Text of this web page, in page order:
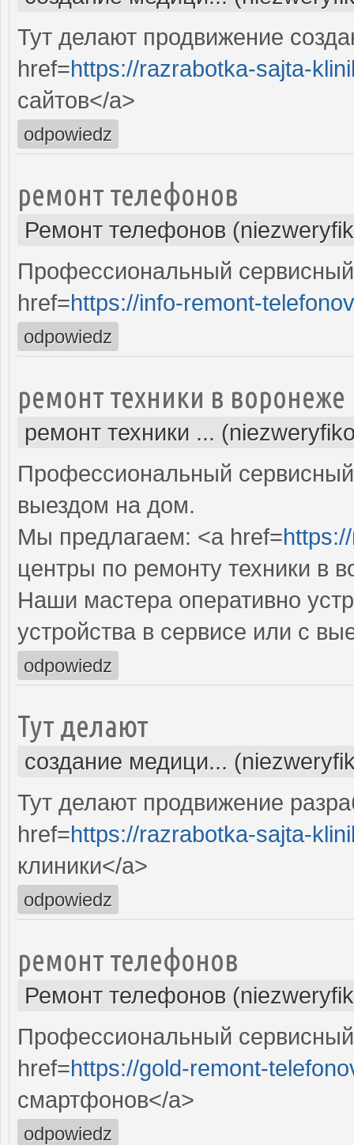
Тут делают продвижение
href=https://razrabotka-sajta-
сайтов</a>
odpowiedz
ремонт телефонов
Ремонт телефонов
Профессиональный
href=https://info-remont-
odpowiedz
ремонт техники в воронеже
ремонт техники ...
Профессиональный
выездом на дом.
Мы предлагаем: <a href=
центры по ремонту техники в
Наши мастера оперативно
устройства в сервисе или с
odpowiedz
Тут делают
создание медици...
Тут делают продвижение
href=https://razrabotka-sajta-
клиники</a>
odpowiedz
ремонт телефонов
Ремонт телефонов
Профессиональный
href=https://gold-remont-
смартфонов</a>
odpowiedz